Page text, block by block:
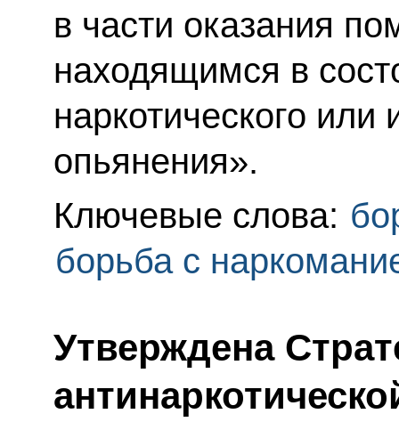
в части оказания
находящимся в
наркотического или
опьянения».
Ключевые слова:
борьба с
Утверждена